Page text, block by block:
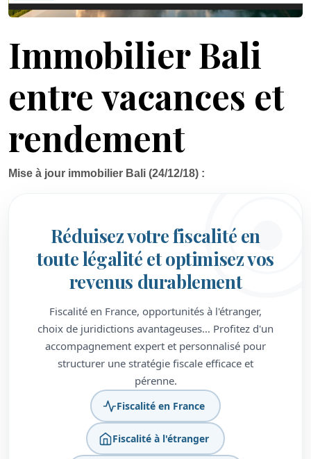
Immobilier Bali
entre vacances et
rendement
Mise à jour immobilier Bali (24/12/18) :
Réduisez votre fiscalité en
toute légalité et optimisez vos
revenus durablement
Fiscalité en France, opportunités à l'étranger,
choix de juridictions avantageuses… Profitez d'un
accompagnement expert et personnalisé pour
structurer une stratégie fiscale efficace et
pérenne.
Fiscalité en France
Fiscalité à l'étranger